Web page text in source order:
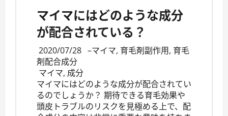
マイマにはどのような成分
が配合されている？
2020/07/28 –マイマ, 育毛剤副作用, 育毛
剤配合成分
マイマ, 成分
マイマにはどのような成分が配合されてい
るのでしょうか？ 期待できる育毛効果や
頭皮トラブルのリスクを見極める上で、配